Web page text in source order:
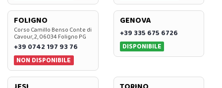
FOLIGNO
Corso Camillo Benso Conte di
Cavour, 2, 06034 Foligno PG
+39 0742 197 93 76
NON DISPONIBILE
GENOVA
+39 335 675 6726
DISPONIBILE